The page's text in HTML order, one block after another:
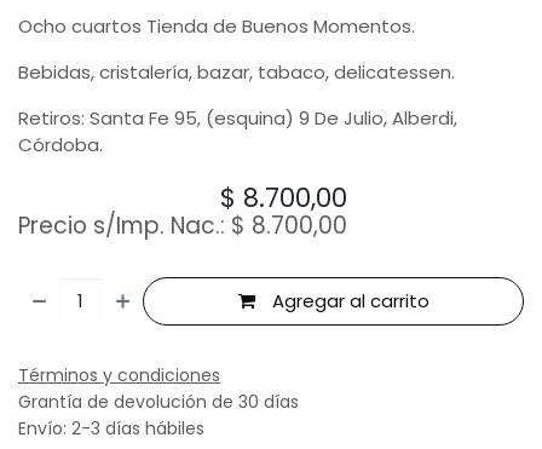
Ocho cuartos Tienda de Buenos Momentos.
Bebidas, cristalería, bazar, tabaco, delicatessen.
Retiros: Santa Fe 95, (esquina) 9 De Julio, Alberdi,
Córdoba.
$ 8.700,00
Precio s/Imp. Nac.: $ 8.700,00
Agregar al carrito
Términos y condiciones
Grantía de devolución de 30 días
Envío: 2-3 días hábiles